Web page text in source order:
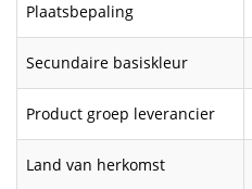
Plaatsbepaling
Secundaire basiskleur
Product groep leverancier
Land van herkomst